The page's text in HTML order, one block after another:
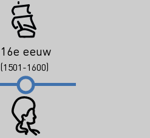
16e eeuw
(1501-1600)